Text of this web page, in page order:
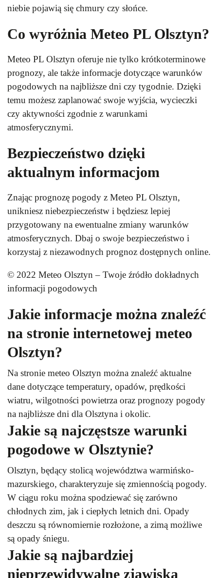
niebie pojawią się chmury czy słońce.
Co wyróżnia Meteo PL Olsztyn?
Meteo PL Olsztyn oferuje nie tylko krótkoterminowe
prognozy, ale także informacje dotyczące warunków
pogodowych na najbliższe dni czy tygodnie. Dzięki
temu możesz zaplanować swoje wyjścia, wycieczki
czy aktywności zgodnie z warunkami
atmosferycznymi.
Bezpieczeństwo dzięki
aktualnym informacjom
Znając prognozę pogody z Meteo PL Olsztyn,
unikniesz niebezpieczeństw i będziesz lepiej
przygotowany na ewentualne zmiany warunków
atmosferycznych. Dbaj o swoje bezpieczeństwo i
korzystaj z niezawodnych prognoz dostępnych online.
© 2022 Meteo Olsztyn – Twoje źródło dokładnych
informacji pogodowych
Jakie informacje można znaleźć
na stronie internetowej meteo
Olsztyn?
Na stronie meteo Olsztyn można znaleźć aktualne
dane dotyczące temperatury, opadów, prędkości
wiatru, wilgotności powietrza oraz prognozy pogody
na najbliższe dni dla Olsztyna i okolic.
Jakie są najczęstsze warunki
pogodowe w Olsztynie?
Olsztyn, będący stolicą województwa warmińsko-
mazurskiego, charakteryzuje się zmiennością pogody.
W ciągu roku można spodziewać się zarówno
chłodnych zim, jak i ciepłych letnich dni. Opady
deszczu są równomiernie rozłożone, a zimą możliwe
są opady śniegu.
Jakie są najbardziej
nieprzewidywalne zjawiska